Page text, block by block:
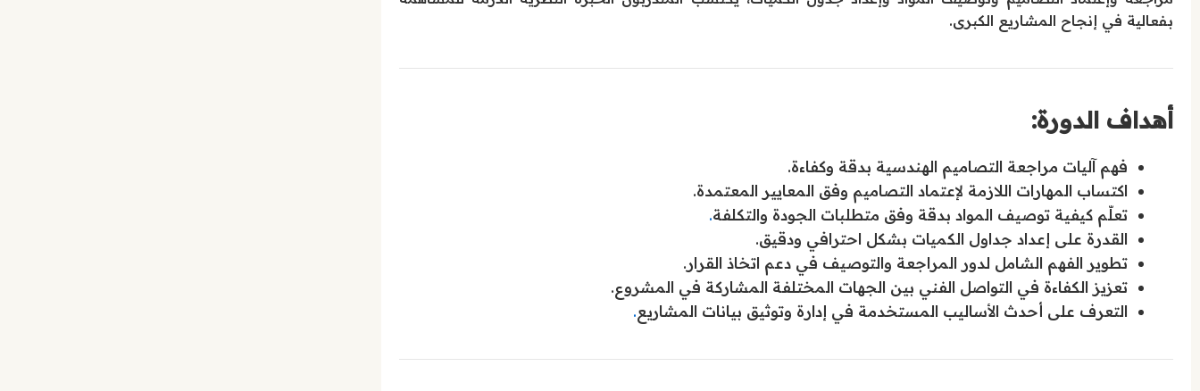
بفعالية في إنجاح المشاريع الكبرى.
أهداف الدورة:
فهم آليات مراجعة التصاميم الهندسية بدقة وكفاءة.
اكتساب المهارات اللازمة لإعتماد التصاميم وفق المعايير المعتمدة.
تعلّم كيفية توصيف المواد بدقة وفق متطلبات الجودة والتكلفة.
القدرة على إعداد جداول الكميات بشكل احترافي ودقيق.
تطوير الفهم الشامل لدور المراجعة والتوصيف في دعم اتخاذ القرار.
تعزيز الكفاءة في التواصل الفني بين الجهات المختلفة المشاركة في المشروع.
التعرف على أحدث الأساليب المستخدمة في إدارة وتوثيق بيانات المشاريع.